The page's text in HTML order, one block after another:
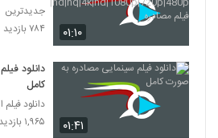
۰۱:۱۰
فیلم مصادره
جدیدترین
۷۸۴ بازدید
۰۱:۴۱
دانلود
کامل
دانلود فیلم
۱,۹۶۵ بازدید